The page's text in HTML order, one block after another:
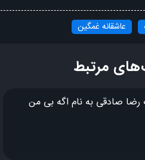
کنم
تا درد
باور نکرد
عاشقانه غمگین
مرتبط
رضا صادقی به نام اگه بی من